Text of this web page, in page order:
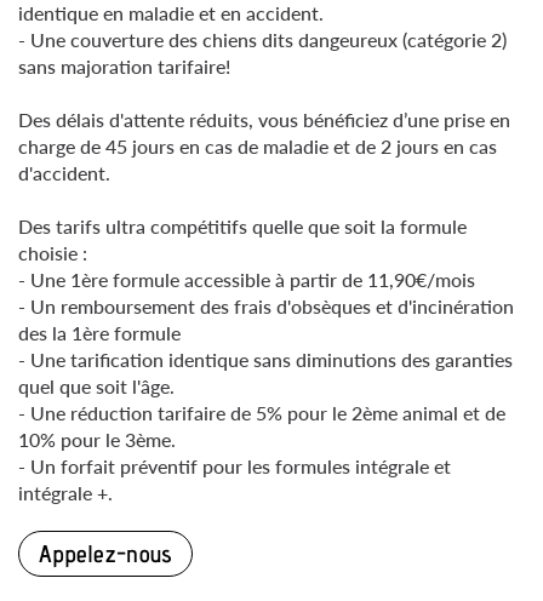
identique en maladie et en accident.
- Une couverture des chiens dits dangeureux (catégorie 2)
sans majoration tarifaire!
Des délais d'attente réduits, vous bénéficiez d’une prise en
charge de 45 jours en cas de maladie et de 2 jours en cas
d'accident.
Des tarifs ultra compétitifs quelle que soit la formule
choisie :
- Une 1ère formule accessible à partir de 11,90€/mois
- Un remboursement des frais d'obsèques et d'incinération
des la 1ère formule
- Une tarification identique sans diminutions des garanties
quel que soit l'âge.
- Une réduction tarifaire de 5% pour le 2ème animal et de
10% pour le 3ème.
- Un forfait préventif pour les formules intégrale et
intégrale +.
Appelez-nous